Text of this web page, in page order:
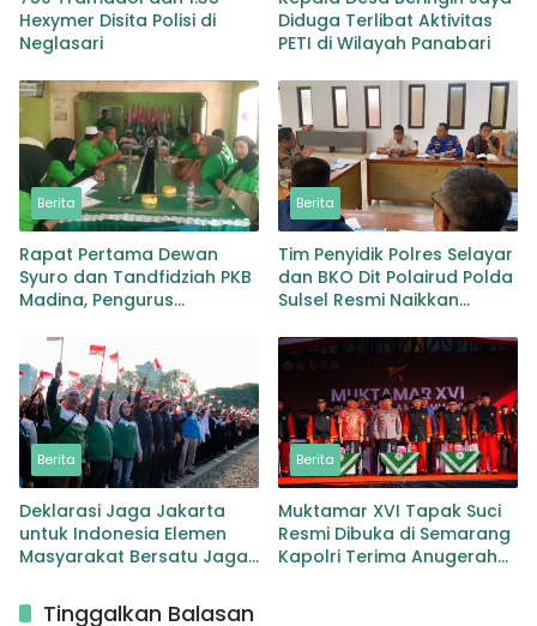
Hexymer Disita Polisi di
Neglasari
Diduga Terlibat Aktivitas
PETI di Wilayah Panabari
Berita
Rapat Pertama Dewan
Syuro dan Tandfidziah PKB
Madina, Pengurus
adalah Tokoh
Berita
Tim Penyidik Polres Selayar
dan BKO Dit Polairud Polda
Sulsel Resmi Naikkan
Tahap Penyidikan
Berita
Deklarasi Jaga Jakarta
untuk Indonesia Elemen
Masyarakat Bersatu Jaga
Berita
Muktamar XVI Tapak Suci
Resmi Dibuka di Semarang
Kapolri Terima Anugerah
Tinggalkan Balasan